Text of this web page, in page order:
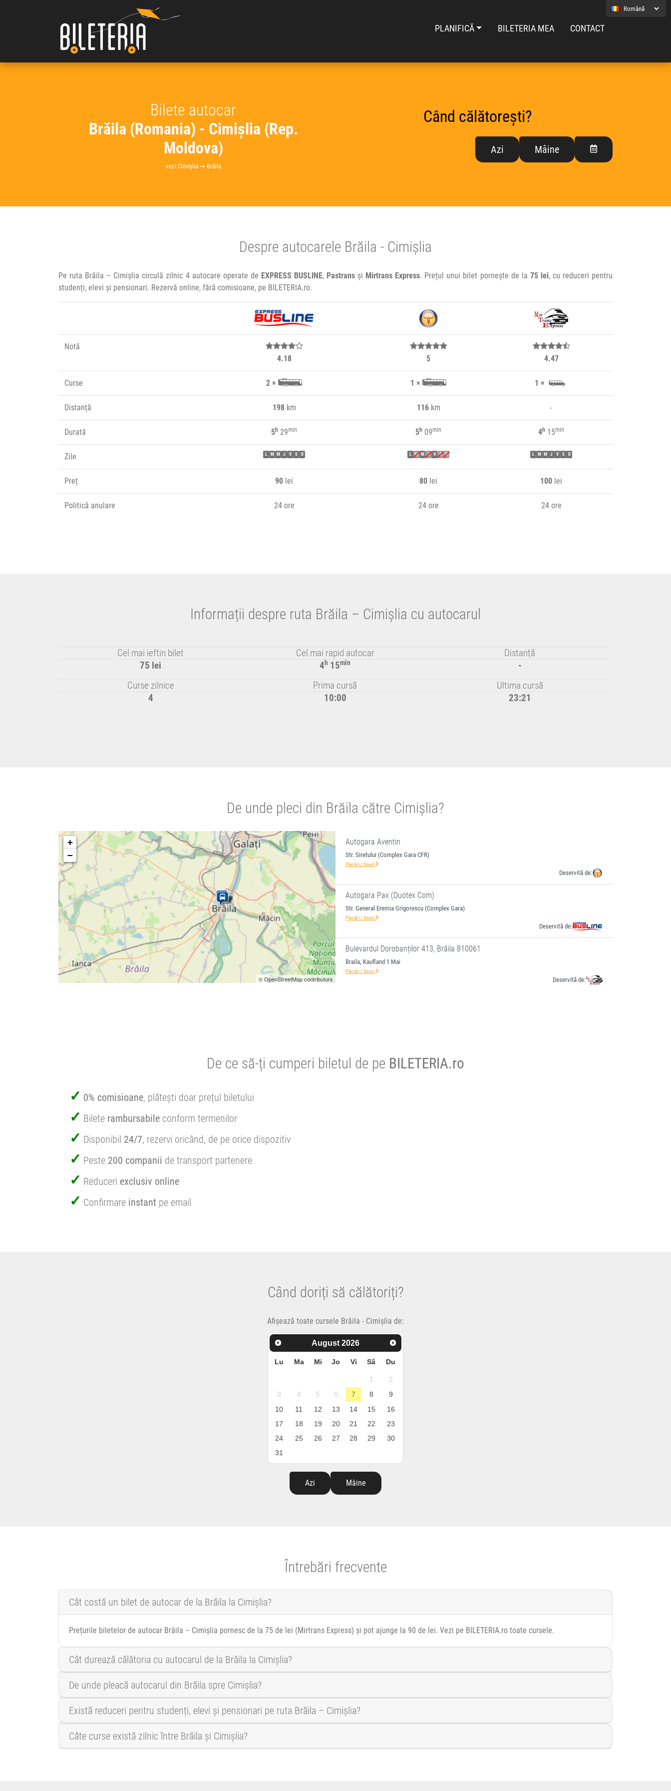
PLANIFICĂ BILETERIA MEA CONTACT
Bilete autocar
Brăila (Romania) - Cimișlia (Rep.
Moldova)
vezi Cimișlia ➞ Brăila
Când călătorești?
Azi Mâine
Despre autocarele Brăila - Cimișlia
Pe ruta Brăila – Cimișlia circulă zilnic 4 autocare operate de EXPRESS BUSLINE, Pastransși Mirtrans Express. Prețul unui bilet pornește de la 75 lei, cu reduceri pentru
studenți, elevi și pensionari. Rezervă online, fără comisioane, pe BILETERIA.ro.
Notă
4.18
5 4.47
Curse 2 × 1 × 1 ×
Distanță 198km 116km -
Durată 5h 29min 5h 09min 4h 15min
Zile M M J V S D M M J V S D M M J V S D
Preț 90 lei 80 lei 100 lei
Politică anulare 24 ore 24 ore 24 ore
Informații despre ruta Brăila – Cimișlia cu autocarul
Cel mai ieftin bilet
75 lei
Cel mai rapid autocar
4h 15min
Distanță
-
Curse zilnice
4
Prima cursă
10:00
Ultima cursă
23:21
De unde pleci din Brăila către Cimișlia?
+
−
© OpenStreetMap contributors
Autogara Aventin
Str. Siretului (Complex Gara CFR)
Plecări / Sosiri
Deservită de:
Autogara Pax (Duotex Com)
Str. General Eremia Grigorescu (Complex Gara)
Plecări / Sosiri
Deservită de:
Bulevardul Dorobanților 413, Brăila 810061
Braila, Kaufland 1 Mai
Plecări / Sosiri
Deservită de:
De ce să-ți cumperi biletul de pe BILETERIA.ro
0% comisioane, plătești doar prețul biletului
Bilete rambursabile conform termenilor
Disponibil 24/7, rezervi oricând, de pe orice dispozitiv
Peste 200 companii de transport partenere
Reduceri exclusiv online
Confirmare instant pe email
Când doriți să călătoriți?
Afișează toate cursele Brăila - Cimișlia de:
August 2026
Lu Ma Mi Jo Vi Sâ Du
1
2
3
4 5 6 7 8
9
10
11 12 13 14 15
16
17
18 19 20 21 22
23
24
25 26 27 28 29
30
31
Azi Mâine
Întrebări frecvente
Cât costă un bilet de autocar de la Brăila la Cimișlia?
Prețurile biletelor de autocar Brăila – Cimișlia pornesc de la 75 de lei (Mirtrans Express) și pot ajunge la 90 de lei. Vezi pe BILETERIA.ro toate cursele.
Cât durează călătoria cu autocarul de la Brăila la Cimișlia?
De unde pleacă autocarul din Brăila spre Cimișlia?
Există reduceri pentru studenți, elevi și pensionari pe ruta Brăila – Cimișlia?
Câte curse există zilnic între Brăila și Cimișlia?